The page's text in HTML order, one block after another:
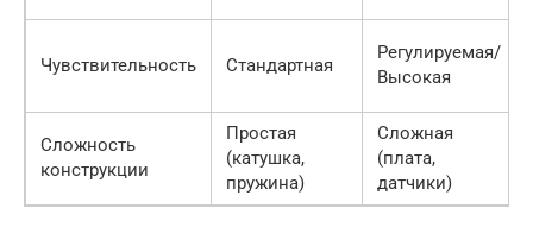
Чувствительность Стандартная
Регулируемая/
Высокая
Сложность
конструкции
Простая
(катушка,
пружина)
Сложная
(плата,
датчики)